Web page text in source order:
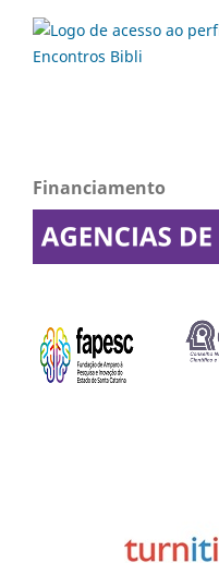
Financiamento